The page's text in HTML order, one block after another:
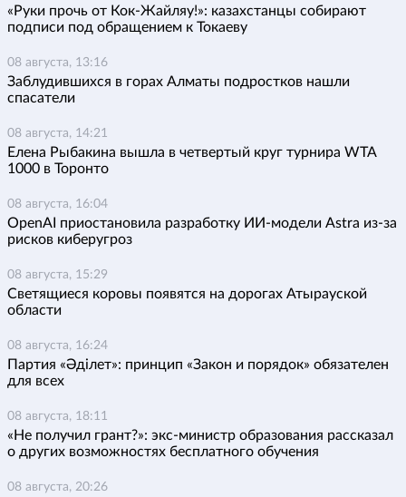
«Руки прочь от Кок-Жайляу!»: казахстанцы собирают
подписи под обращением к Токаеву
08 августа, 13:16
Заблудившихся в горах Алматы подростков нашли
спасатели
08 августа, 14:21
Елена Рыбакина вышла в четвертый круг турнира WTA
1000 в Торонто
08 августа, 16:04
OpenAI приостановила разработку ИИ-модели Astra из-за
рисков киберугроз
08 августа, 15:29
Светящиеся коровы появятся на дорогах Атырауской
области
08 августа, 16:24
Партия «Әділет»: принцип «Закон и порядок» обязателен
для всех
08 августа, 18:11
«Не получил грант?»: экс-министр образования рассказал
о других возможностях бесплатного обучения
08 августа, 20:26